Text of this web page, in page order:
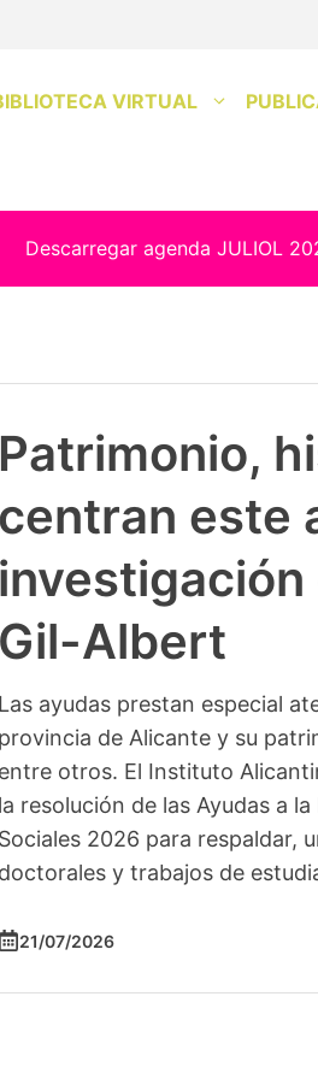
VIRTUAL
Descarregar agenda JULIOL
Patrimonio,
centran este
Gil-Albert
Las ayudas prestan especial
provincia de Alicante y su
entre otros. El Instituto
la resolución de las Ayudas a
Sociales 2026 para respaldar,
doctorales y trabajos de
21/07/2026